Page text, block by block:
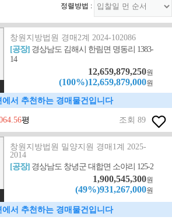
정렬방법 :
창원지방법원 경매2계 2024-102086
[공장] 경상남도 김해시 한림면 명동리 1383-
14
12,659,879,250원
(100%)12,659,879,000원
에서 추천하는 경매물건입니다
평 조회 89
창원지방법원 밀양지원 경매1계 2025-
2014
[공장] 경상남도 창녕군 대합면 소야리 125-2
1,900,545,300원
(49%)931,267,000원
에서 추천하는 경매물건입니다